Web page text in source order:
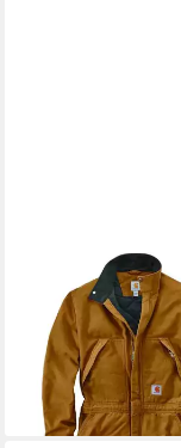
Overall Washed
ab 164,39 € UVP
-16%
lieferbar - in 2-3